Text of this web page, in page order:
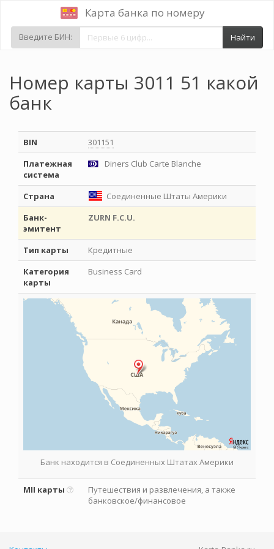
Карта банка по номеру
Введите БИН: Найти
Номер карты 3011 51 какой
банк
BIN
301151
Платежная
система
Diners Club Carte Blanche
Страна
Соединенные Штаты Америки
Банк-
эмитент
ZURN F.C.U.
Тип карты
Кредитные
Категория
карты
Business Card
Банк находится в Соединенных Штатах Америки
MII карты
Путешествия и развлечения, а также
банковское/финансовое